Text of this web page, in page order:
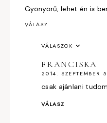
Gyönyörű, lehet én is
VÁLASZ
VÁLASZOK
FRANCISKA
2014. SZEPTEMBER
csak ajánlani
VÁLASZ